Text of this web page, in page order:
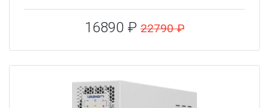
16890 ₽ 22790 ₽